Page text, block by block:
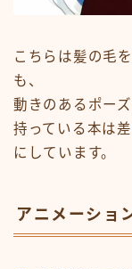
こちらは髪の毛
も、
動きのあるポー
持っている本は
にしています。
アニメーショ